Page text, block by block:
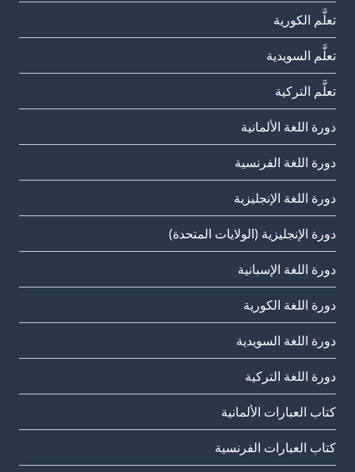
تعلَّم الكورية
تعلَّم السويدية
تعلَّم التركية
دورة اللغة الألمانية
دورة اللغة الفرنسية
دورة اللغة الإنجليزية
دورة الإنجليزية (الولايات المتحدة)
دورة اللغة الإسبانية
دورة اللغة الكورية
دورة اللغة السويدية
دورة اللغة التركية
كتاب العبارات الألمانية
كتاب العبارات الفرنسية